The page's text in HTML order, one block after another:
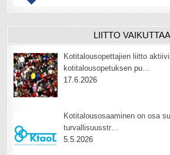
LIITTO VAIKUTTAA
Kotitalousopettajien liitto
kotitalousopetuksen pu…
17.6.2026
Kotitalousosaaminen on osa
turvallisuusstr…
5.5.2026